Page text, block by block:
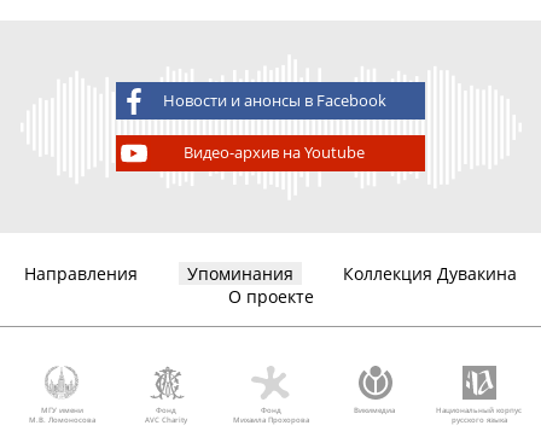
Новости и анонсы в Facebook
Видео-архив на Youtube
Направления Упоминания
Коллекция Дувакина
О проекте
МГУ имени
М.В. Ломоносова
Фонд
AVC Charity
Фонд
Михаила Прохорова
Викимедиа
Национальный корпус
русского языка